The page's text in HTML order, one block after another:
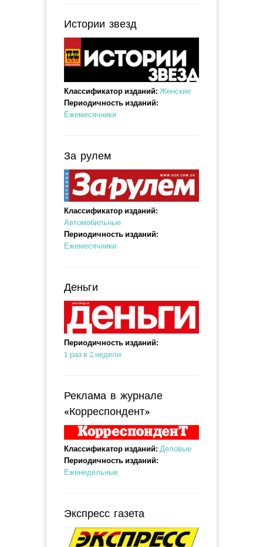
Истории звезд
Классификатор изданий: Женские
Периодичность изданий:
Ежемесячники
За рулем
Классификатор изданий:
Автомобильные
Периодичность изданий:
Ежемесячники
Деньги
Периодичность изданий:
1 раз в 2 недели
Реклама в журнале
«Корреспондент»
Классификатор изданий: Деловые
Периодичность изданий:
Еженедельные
Экспресс газета